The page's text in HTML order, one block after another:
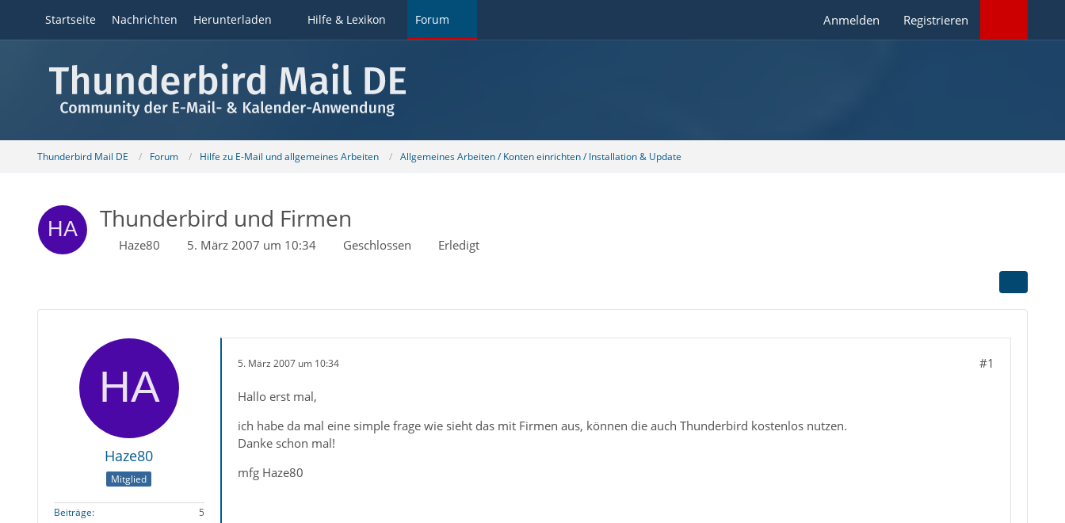
Startseite Nachrichten Herunterladen Hilfe & Lexikon Forum Anmelden Registrieren
Thunderbird Mail DE Forum Hilfe zu E-Mail und allgemeines Arbeiten Allgemeines Arbeiten / Konten einrichten / Installation & Update
Thunderbird und Firmen
Haze80 5. März 2007 um 10:34 Geschlossen Erledigt
Haze80
Mitglied
Beiträge
5
5. März 2007 um 10:34 #1
Hallo erst mal,
ich habe da mal eine simple frage wie sieht das mit Firmen aus, können die auch Thunderbird kostenlos nutzen.
Danke schon mal!
mfg Haze80